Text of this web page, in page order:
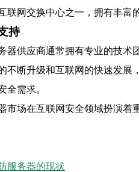
联网交换中心之一，拥有丰富
持
器供应商通常拥有专业的技术
不断升级和互联网的快速发展
全需求。
市场在互联网安全领域扮演着
服务器的现状